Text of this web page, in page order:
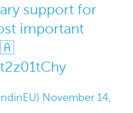
support for
important
November 14,